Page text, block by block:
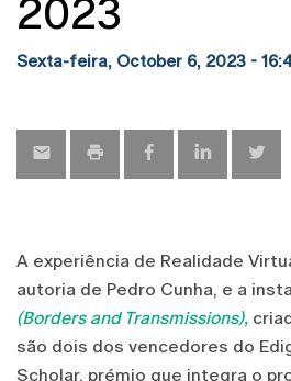
2023
Sexta-feira, October 6, 2023 -
A experiência de Realidade
autoria de Pedro Cunha, e a
(Borders and Transmissions),
são dois dos vencedores do
Scholar, prémio que integra o